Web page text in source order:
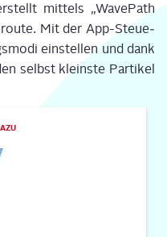
mit­tels „Wave­Path
Mit der App-Steue­
ein­stel­len und dank
selbst kleins­te Par­ti­kel